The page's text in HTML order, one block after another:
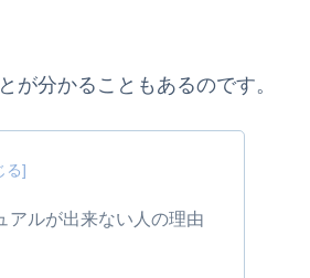
が分かることもあるのです。
アルが出来ない人の理由